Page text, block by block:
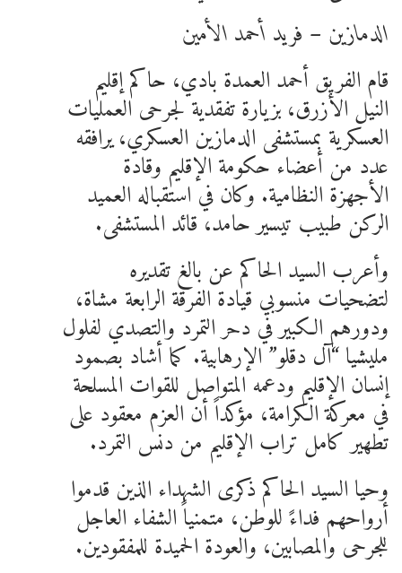
الدمازين – فريد أحمد الأمين
قام الفريق أحمد العمدة بادي، حاكم إقليم
النيل الأزرق، بزيارة تفقدية لجرحى العمليات
العسكرية بمستشفى الدمازين العسكري، يرافقه
عدد من أعضاء حكومة الإقليم وقادة
الأجهزة النظامية. وكان في استقباله العميد
الركن طبيب تيسير حامد، قائد المستشفى.
وأعرب السيد الحاكم عن بالغ تقديره
لتضحيات منسوبي قيادة الفرقة الرابعة مشاة،
ودورهم الكبير في دحر التمرد والتصدي لفلول
مليشيا “آل دقلو” الإرهابية. كما أشاد بصمود
إنسان الإقليم ودعمه المتواصل للقوات المسلحة
في معركة الكرامة، مؤكداً أن العزم معقود على
تطهير كامل تراب الإقليم من دنس التمرد.
وحيا السيد الحاكم ذكرى الشهداء الذين قدموا
أرواحهم فداءً للوطن، متمنياً الشفاء العاجل
للجرحى والمصابين، والعودة الحميدة للمفقودين.